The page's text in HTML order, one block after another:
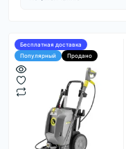
Бесплатная доставка
Популярный
Продано